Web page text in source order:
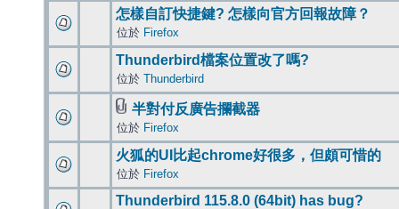
怎樣自訂快捷鍵? 怎樣向官方回報故障？
位於 Firefox
Thunderbird檔案位置改了嗎?
位於 Thunderbird
半對付反廣告攔截器
位於 Firefox
火狐的UI比起chrome好很多，但頗可惜的
位於 Firefox
Thunderbird 115.8.0 (64bit) has bug?